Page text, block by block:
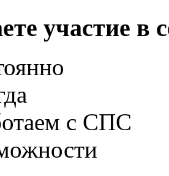
участие в
с СПС